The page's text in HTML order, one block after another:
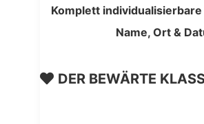
Komplett
Name, Ort &
DER BEWÄRTE